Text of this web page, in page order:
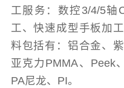
工服务：数控3/4/5轴
工、快速成型手板加
料包括有：铝合金、
亚克力PMMA、Peek
PA尼龙、PI。